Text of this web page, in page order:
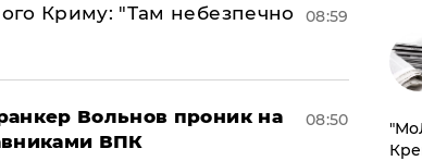
Криму: "Там небезпечно
08:59
Вольнов проник на
ВПК
08:50